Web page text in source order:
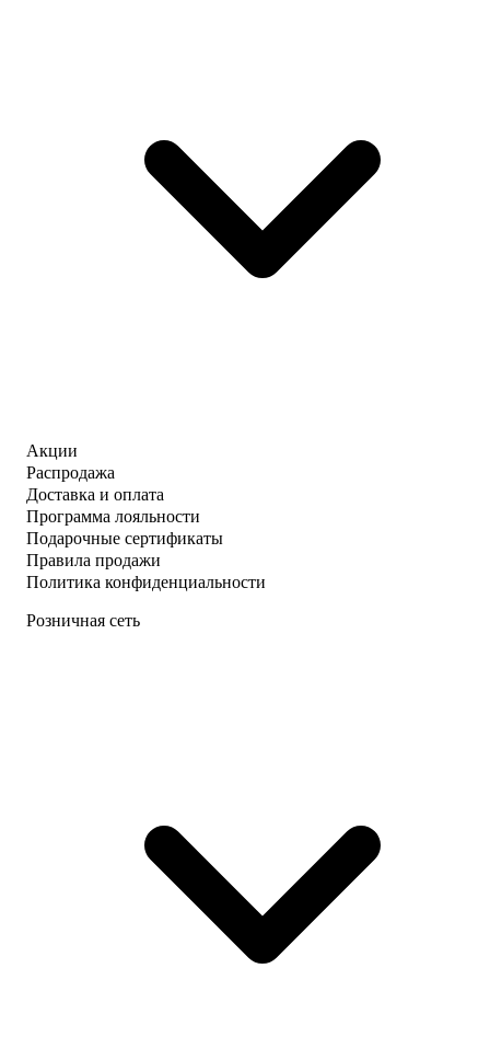
Акции
Распродажа
Доставка и оплата
Программа лояльности
Подарочные сертификаты
Правила продажи
Политика конфиденциальности
Розничная сеть